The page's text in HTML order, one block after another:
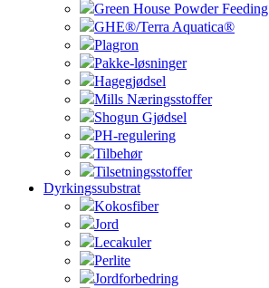
Green House Powder Feeding
GHE®/Terra Aquatica®
Plagron
Pakke-løsninger
Hagegjødsel
Mills Næringsstoffer
Shogun Gjødsel
PH-regulering
Tilbehør
Tilsetningsstoffer
Dyrkingssubstrat
Kokosfiber
Jord
Lecakuler
Perlite
Jordforbedring